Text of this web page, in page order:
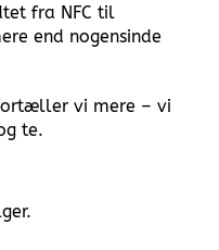
fra NFC til
end nogensinde
vi mere – vi
te.